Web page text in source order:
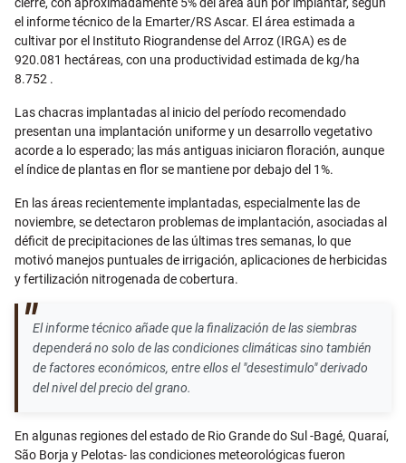
el informe técnico de la Emarter/RS Ascar. El área estimada a
cultivar por el Instituto Riograndense del Arroz (IRGA) es de
920.081 hectáreas, con una productividad estimada de kg/ha
8.752 .
Las chacras implantadas al inicio del período recomendado
presentan una implantación uniforme y un desarrollo vegetativo
acorde a lo esperado; las más antiguas iniciaron floración, aunque
el índice de plantas en flor se mantiene por debajo del 1%.
En las áreas recientemente implantadas, especialmente las de
noviembre, se detectaron problemas de implantación, asociadas al
déficit de precipitaciones de las últimas tres semanas, lo que
motivó manejos puntuales de irrigación, aplicaciones de herbicidas
y fertilización nitrogenada de cobertura.
El informe técnico añade que la finalización de las siembras
dependerá no solo de las condiciones climáticas sino también
de factores económicos, entre ellos el "desestimulo" derivado
del nivel del precio del grano.
En algunas regiones del estado de Rio Grande do Sul -Bagé, Quaraí,
São Borja y Pelotas- las condiciones meteorológicas fueron